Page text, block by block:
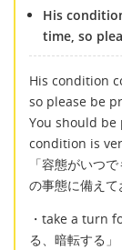
His
time, so
His condition
so please be
You should be
condition is
「容態がいつ
の事態に備えて
・take a turn
る、暗転する」